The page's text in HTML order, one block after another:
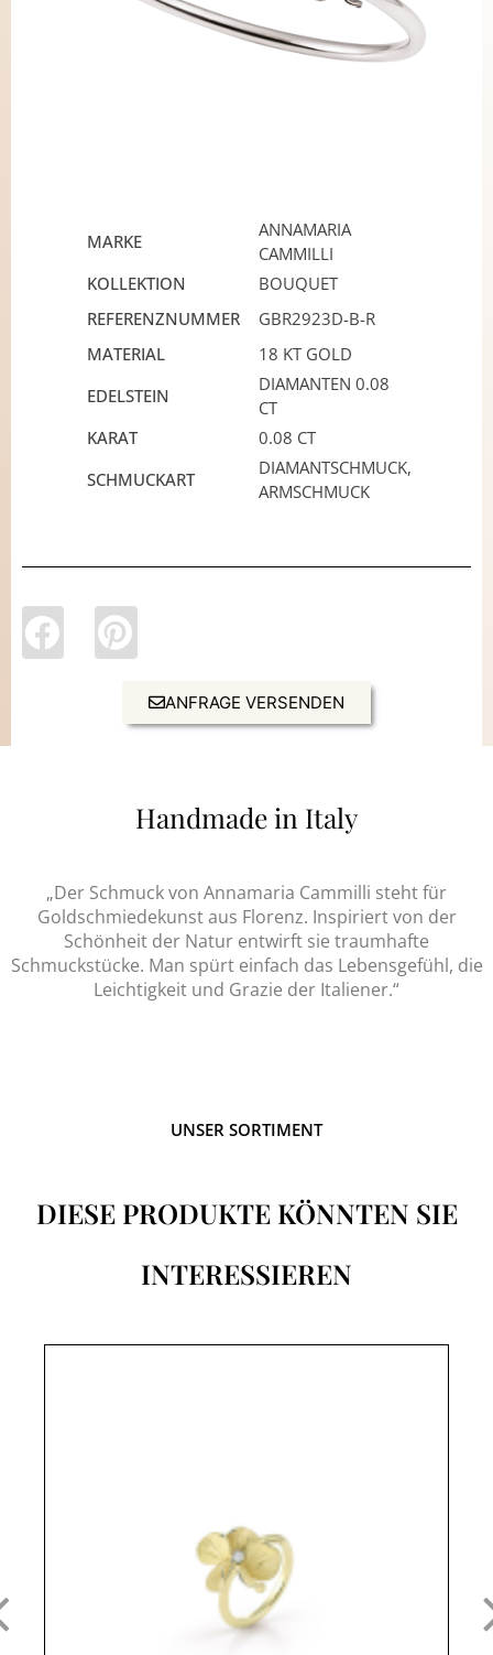
MARKE
ANNAMARIA
CAMMILLI
KOLLEKTION
BOUQUET
REFERENZNUMMER
GBR2923D-B-R
MATERIAL
18 KT GOLD
EDELSTEIN
DIAMANTEN 0.08
CT
KARAT
0.08 CT
SCHMUCKART
DIAMANTSCHMUCK,
ARMSCHMUCK
ANFRAGE VERSENDEN
Handmade in Italy
„Der Schmuck von Annamaria Cammilli steht für
Goldschmiedekunst aus Florenz. Inspiriert von der
Schönheit der Natur entwirft sie traumhafte
Schmuckstücke. Man spürt einfach das Lebensgefühl, die
Leichtigkeit und Grazie der Italiener.“
UNSER SORTIMENT
DIESE PRODUKTE KÖNNTEN SIE
INTERESSIEREN